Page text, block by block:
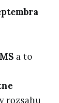
a to
rozsahu